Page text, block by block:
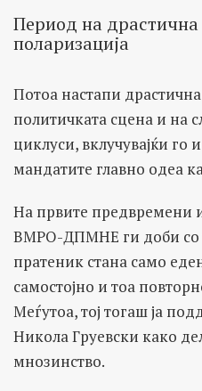
Период на
поларизација
Потоа настапи
политичката сцена и на
циклуси, вклучувајќи го
мандатите главно одеа
На првите предвремени
ВМРО-ДПМНЕ ги доби со
пратеник стана само
самостојно и тоа
Меѓутоа, тој тогаш ја
Никола Груевски како
мнозинство.